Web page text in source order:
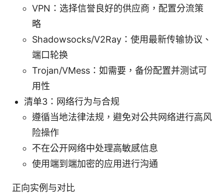
VPN：选择信誉良好的供应商，配置分流策
略
Shadowsocks/V2Ray：使用最新传输协议、
端口轮换
Trojan/VMess：如需要，备份配置并测试可
用性
清单3：网络行为与合规
遵循当地法律法规，避免对公共网络进行高风
险操作
不在公开网络中处理高敏感信息
使用端到端加密的应用进行沟通
正向实例与对比